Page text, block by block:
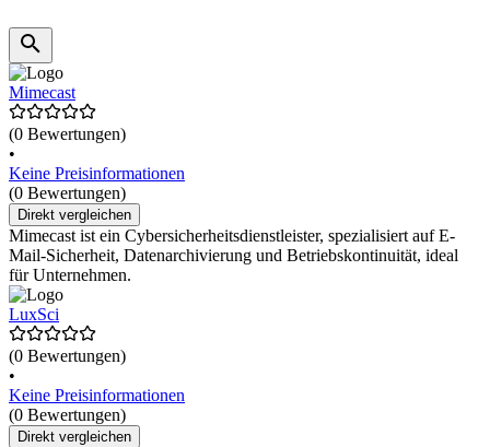
Mimecast
(0 Bewertungen)
•
Keine Preisinformationen
(0 Bewertungen)
Direkt vergleichen
Mimecast ist ein Cybersicherheitsdienstleister, spezialisiert auf E-
Mail-Sicherheit, Datenarchivierung und Betriebskontinuität, ideal
für Unternehmen.
LuxSci
(0 Bewertungen)
•
Keine Preisinformationen
(0 Bewertungen)
Direkt vergleichen